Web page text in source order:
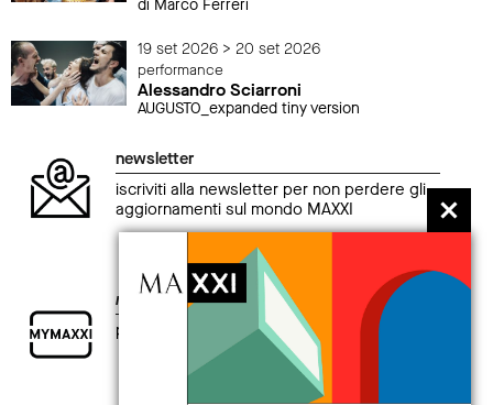
di Marco Ferreri
19 set 2026 > 20 set 2026
performance
Alessandro Sciarroni
AUGUSTO_expanded tiny version
newsletter
iscriviti alla newsletter per non perdere gli
aggiornamenti sul mondo MAXXI
my MAXXI card
per chi è curioso di esplorare il presente.